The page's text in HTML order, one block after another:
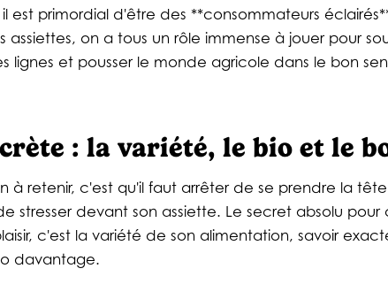
est primordial d'être des **consommateurs
on a tous un rôle immense à jouer pour
lignes et pousser le monde agricole dans le bon
: la variété, le bio et le
à retenir, c'est qu'il faut arrêter de se prendre la
stresser devant son assiette. Le secret absolu
c'est la variété de son alimentation, savoir
davantage.